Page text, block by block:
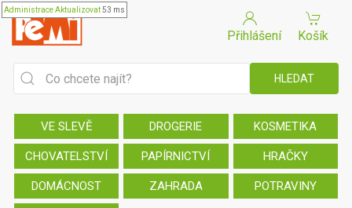
AdministraceAktualizovat53 ms
Přihlášení Košík
VE SLEVĚ DROGERIE KOSMETIKA
CHOVATELSTVÍ PAPÍRNICTVÍ HRAČKY
DOMÁCNOST ZAHRADA POTRAVINY